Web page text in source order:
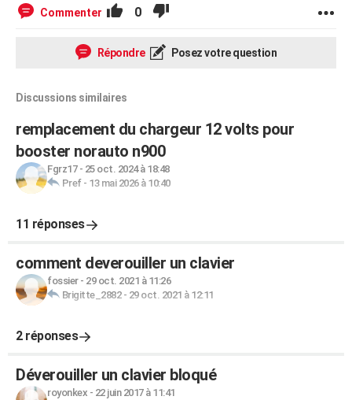
Commenter 0
Répondre Posez votre question
Discussions similaires
remplacement du chargeur 12 volts pour
booster norauto n900
Fgrz17- 25 oct. 2024 à 18:48
Pref- 13 mai 2026 à 10:40
11 réponses
comment deverouiller un clavier
fossier- 29 oct. 2021 à 11:26
Brigitte_2882- 29 oct. 2021 à 12:11
2 réponses
Déverouiller un clavier bloqué
royonkex - 22 juin 2017 à 11:41